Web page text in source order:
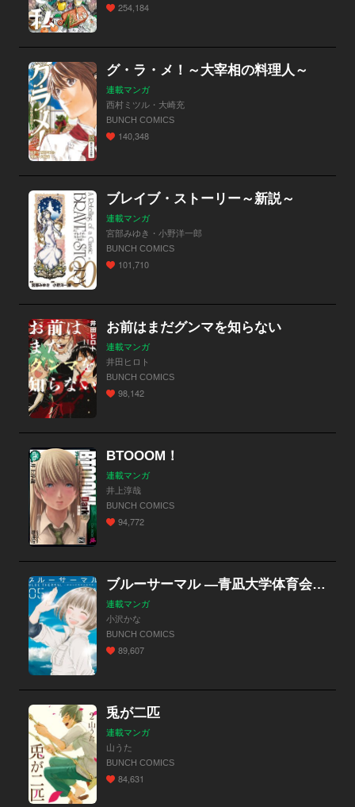
254,184
グ・ラ・メ！～大宰相の料理人～
連載マンガ
西村ミツル・大崎充
BUNCH COMICS
140,348
ブレイブ・ストーリー～新説～
連載マンガ
宮部みゆき・小野洋一郎
BUNCH COMICS
101,710
お前はまだグンマを知らない
連載マンガ
井田ヒロト
BUNCH COMICS
98,142
BTOOOM！
連載マンガ
井上淳哉
BUNCH COMICS
94,772
ブルーサーマル ―青凪大学体育会航空部―
連載マンガ
小沢かな
BUNCH COMICS
89,607
兎が二匹
連載マンガ
山うた
BUNCH COMICS
84,631